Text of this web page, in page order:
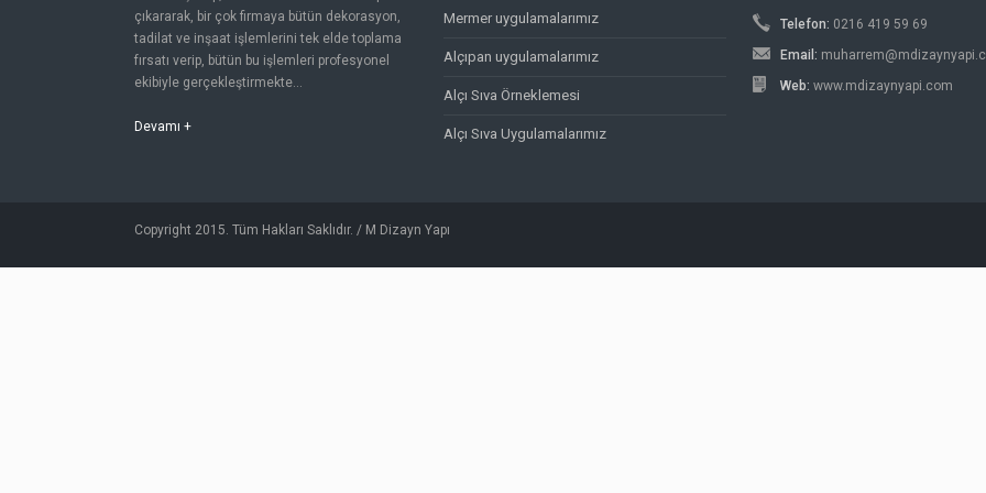
çıkararak, bir çok firmaya bütün dekorasyon,
tadilat ve inşaat işlemlerini tek elde toplama
fırsatı verip, bütün bu işlemleri profesyonel
ekibiyle gerçekleştirmekte...
Devamı +
Mermer uygulamalarımız
Alçıpan uygulamalarımız
Alçı Sıva Örneklemesi
Alçı Sıva Uygulamalarımız
Telefon: 0216 419 59 69
Email:
Web: www.mdizaynyapi.com
Copyright 2015. Tüm Hakları Saklıdır. / M Dizayn Yapı